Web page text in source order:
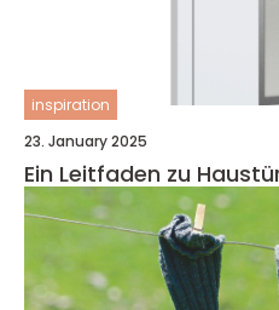
inspiration
23. January 2025
Ein Leitfaden zu